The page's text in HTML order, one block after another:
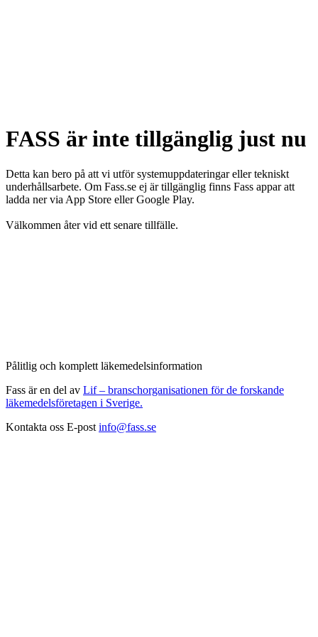
FASS är inte tillgänglig just nu
Detta kan bero på att vi utför systemuppdateringar eller tekniskt
underhållsarbete. Om Fass.se ej är tillgänglig finns Fass appar att
ladda ner via App Store eller Google Play.
Välkommen åter vid ett senare tillfälle.
Pålitlig och komplett läkemedelsinformation
Fass är en del av Lif – branschorganisationen för de forskande
läkemedelsföretagen i Sverige.
Kontakta oss E-post info@fass.se